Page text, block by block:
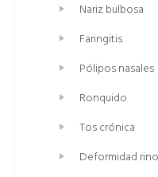
Nariz bulbosa
Faringitis
Pólipos nasales
Ronquido
Tos crónica
Deformidad